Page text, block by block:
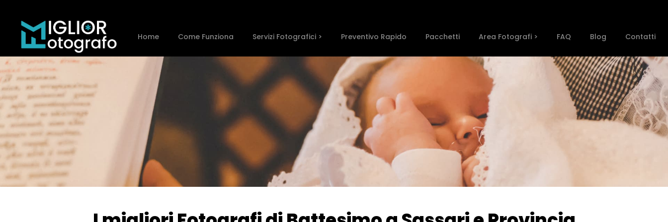
Home Come Funziona Servizi Fotografici > Preventivo Rapido Pacchetti Area Fotografi > FAQ Blog Contatti